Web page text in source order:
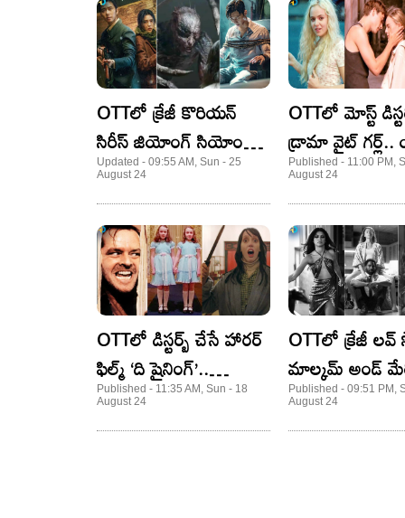
OTTలో క్రేజీ కొరియన్
సిరీస్ జియోంగ్ సియోంగ్
క్రీచర్.. స్టార్ట్ చేస్తే ఆపడం
కష్టం!
Updated - 09:55 AM, Sun - 25
August 24
OTTలో మోస్ట్
డ్రామా వైట్
చూడాల్సిందే!
Published - 11:00 PM,
August 24
OTTలో డిస్టర్బ్ చేసే హారర్
ఫిల్మ్ ‘ది షైనింగ్’..
ఒంటరిగా చూడొద్దు!
Published - 11:35 AM, Sun - 18
August 24
OTTలో క్రేజీ లవ్
మాల్కమ్ అండ్
ప్రేమించకూడదో
చూపించారు..
Published - 09:51 PM,
August 24